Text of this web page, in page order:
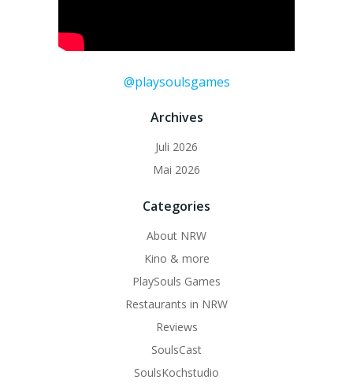
@playsoulsgames
Archives
Juli 2026
Mai 2026
Categories
About NRW
Kino & more
PlaySouls Games
Restaurants in NRW
Reviews
SoulsCast
SoulsKochstudio